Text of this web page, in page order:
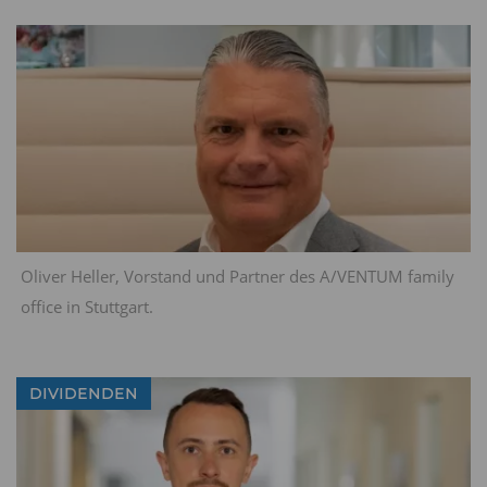
YTD beträgt die Performance stattliche 12,95
Prozent (17.05.2024)
Diesen Beitrag teilen:
Oliver Heller, Vorstand und Partner des A/VENTUM family
office in Stuttgart.
DIVIDENDEN